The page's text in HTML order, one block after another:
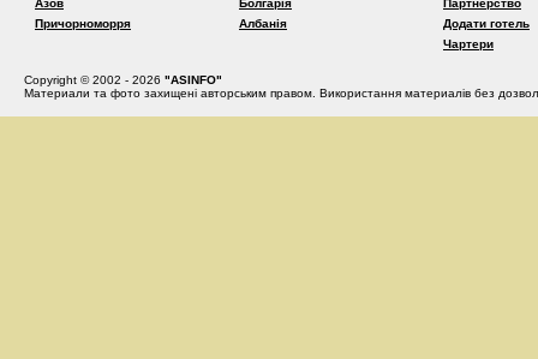
Азов
Причорноморря
Болгарія
Албанія
Партнерство
Додати готель
Чартери
Copyright © 2002 - 2026 "ASINFO"
Материали та фото захищені авторським правом. Використання материалів без